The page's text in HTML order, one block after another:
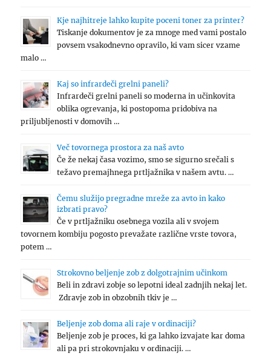
Kje najhitreje lahko kupite poceni toner za printer?
Tiskanje dokumentov je za mnoge med vami postalo
povsem vsakodnevno opravilo, ki vam sicer vzame
malo …
Kaj so infrardeči grelni paneli?
Infrardeči grelni paneli so moderna in učinkovita
oblika ogrevanja, ki postopoma pridobiva na
priljubljenosti v domovih …
Več tovornega prostora za naš avto
Če že nekaj časa vozimo, smo se sigurno srečali s
težavo premajhnega prtljažnika v našem avtu. …
Čemu služijo pregradne mreže za avto in kako
izbrati pravo?
Če v prtljažniku osebnega vozila ali v svojem
tovornem kombiju pogosto prevažate različne vrste tovora,
potem …
Strokovno beljenje zob z dolgotrajnim učinkom
Beli in zdravi zobje so lepotni ideal zadnjih nekaj let.
Zdravje zob in obzobnih tkiv je …
Beljenje zob doma ali raje v ordinaciji?
Beljenje zob je proces, ki ga lahko izvajate kar doma
ali pa pri strokovnjaku v ordinaciji. …